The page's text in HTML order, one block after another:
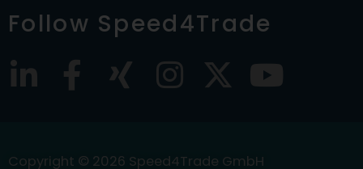
Follow Speed4Trade
L
n
F
c
X
n
I
s
X
t
Y
Copyright © 2026 Speed4Trade GmbH